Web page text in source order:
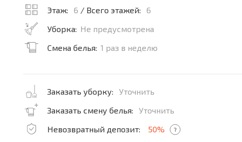
Этаж:
6 / Всего этажей:
6
Уборка: Не предусмотрена
Смена белья: 1 раз в неделю
Заказать уборку:
Уточнить
Заказать смену белья:
Уточнить
Невозвратный депозит:
50% ?